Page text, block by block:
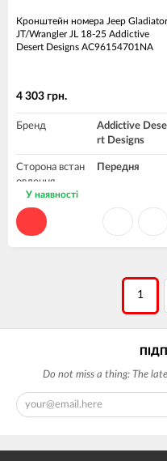
Кронштейн номера Jeep Gladiator
JT/Wrangler JL 18-25 Addictive
Desert Designs AC96154701NA
4 303 грн.
Бренд
Addictive Dese
rt Designs
Сторона встан
овлення
Передня
У наявності
1
Do not miss a thing: The